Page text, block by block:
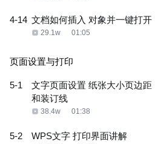
4-14 文档如何插入 对象并一键打开
29.1w 01:05
页面设置与打印
5-1
文字页面设置 纸张大小页边距
和装订线
38.4w 01:38
5-2 WPS文字 打印界面讲解